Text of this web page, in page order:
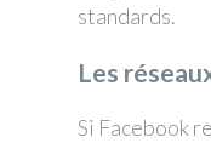
standards.
Les
Si Facebook